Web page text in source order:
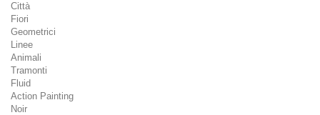
Città
Fiori
Geometrici
Linee
Animali
Tramonti
Fluid
Action Painting
Noir